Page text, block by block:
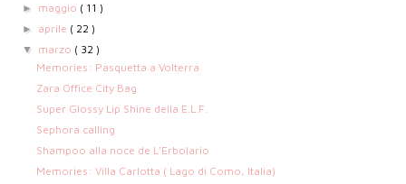
► maggio ( 11 )
► aprile ( 22 )
▼ marzo ( 32 )
Memories: Pasquetta a Volterra
Zara Office City Bag
Super Glossy Lip Shine della E.L.F.
Sephora calling
Shampoo alla noce de L'Erbolario
Memories: Villa Carlotta ( Lago di Como, Italia)